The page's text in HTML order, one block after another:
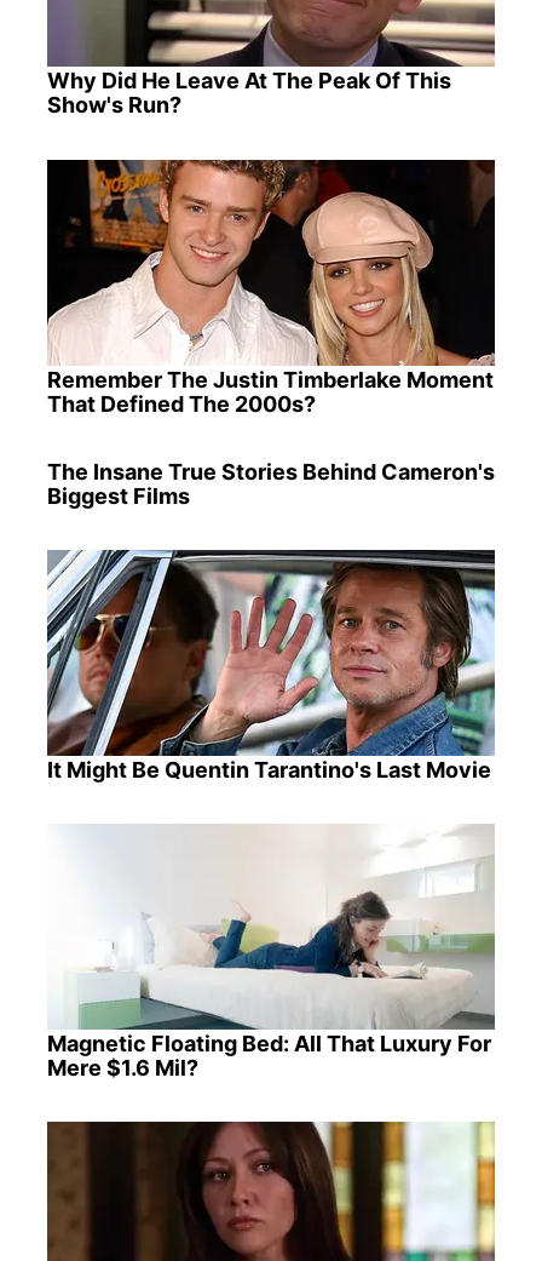
Why Did He Leave At The Peak Of This
Show's Run?
Remember The Justin Timberlake Moment
That Defined The 2000s?
The Insane True Stories Behind Cameron's
Biggest Films
It Might Be Quentin Tarantino's Last Movie
Magnetic Floating Bed: All That Luxury For
Mere $1.6 Mil?